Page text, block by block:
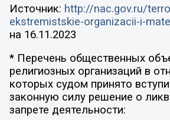
Источник: http://nac.gov.ru/
ekstremistskie-organizacii-i-
на 16.11.2023
* Перечень общественных
религиозных организаций в
которых судом принято
законную силу решение о
запрете деятельности: